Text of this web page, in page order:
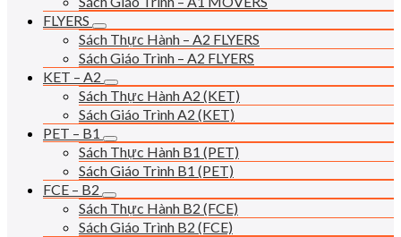
FLYERS
Sách Thực Hành – A2 FLYERS
Sách Giáo Trình – A2 FLYERS
KET – A2
Sách Thực Hành A2 (KET)
Sách Giáo Trình A2 (KET)
PET – B1
Sách Thực Hành B1 (PET)
Sách Giáo Trình B1 (PET)
FCE – B2
Sách Thực Hành B2 (FCE)
Sách Giáo Trình B2 (FCE)